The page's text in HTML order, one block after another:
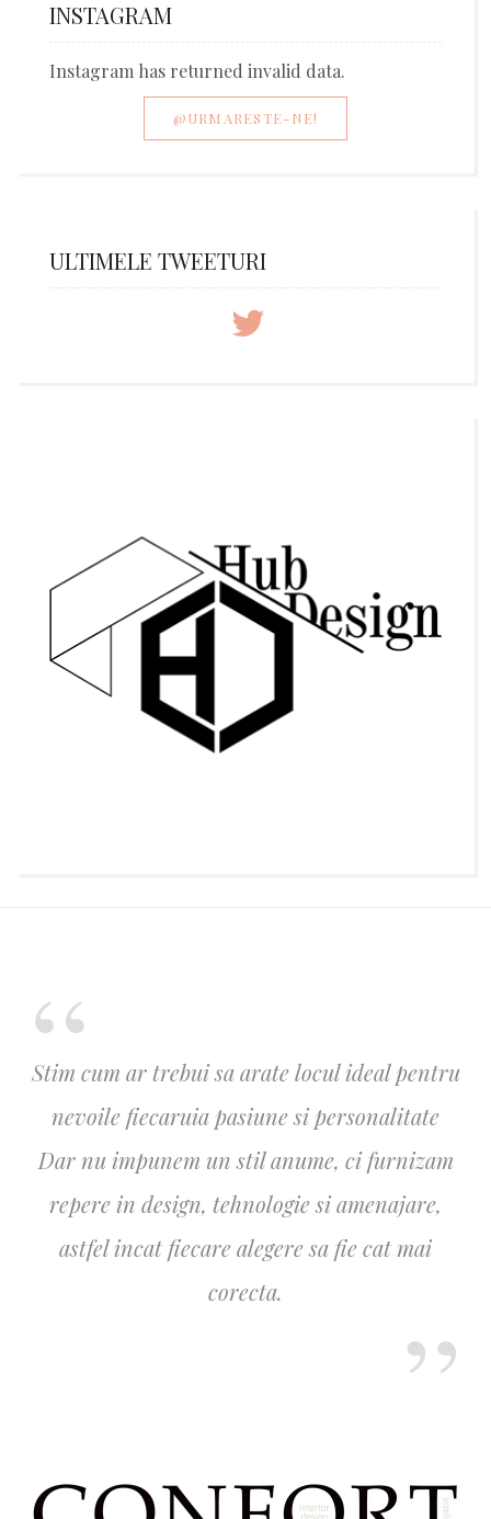
INSTAGRAM
Instagram has returned invalid data.
@URMARESTE-NE!
ULTIMELE TWEETURI
Stim cum ar trebui sa arate locul ideal pentru
nevoile fiecaruia pasiune si personalitate
Dar nu impunem un stil anume, ci furnizam
repere in design, tehnologie si amenajare,
astfel incat fiecare alegere sa fie cat mai
corecta.